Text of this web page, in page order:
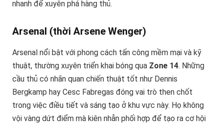
nhanh để xuyên phá hàng thủ.
Arsenal (thời Arsene Wenger)
Arsenal nổi bật với phong cách tấn công mềm mại và kỹ
thuật, thường xuyên triển khai bóng qua Zone 14. Những
cầu thủ có nhãn quan chiến thuật tốt như Dennis
Bergkamp hay Cesc Fabregas đóng vai trò then chốt
trong việc điều tiết và sáng tạo ở khu vực này. Họ không
vội vàng dứt điểm mà kiên nhẫn phối hợp để tạo ra cơ hội